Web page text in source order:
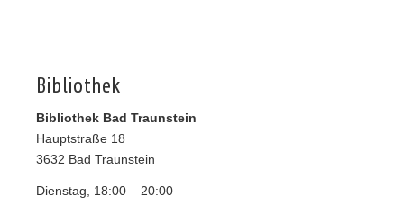
Bibliothek
Bibliothek Bad Traunstein
Hauptstraße 18
3632 Bad Traunstein
Dienstag, 18:00 – 20:00